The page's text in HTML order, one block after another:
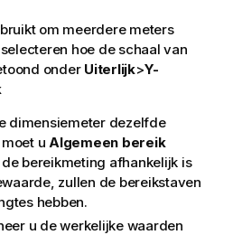
om meerdere meters
hoe de schaal van
onder Uiterlijk>Y-
dimensiemeter dezelfde
u Algemeen bereik
bereikmeting afhankelijk is
zullen de bereikstaven
hebben.
u de werkelijke waarden